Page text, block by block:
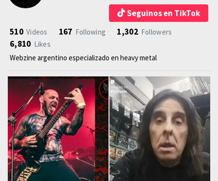
Seguinos en TikTok
510 Videos 167 Following 1,302 Followers
6,810 Likes
Webzine argentino especializado en heavy metal